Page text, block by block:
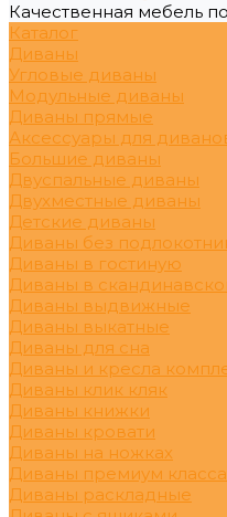
Качественная мебель
Каталог
Диваны
Угловые диваны
Модульные диваны
Диваны прямые
Аксессуары для
Большие диваны
Двуспальные диваны
Двухместные диваны
Детские диваны
Диваны без
Диваны в гостиную
Диваны в
Диваны выдвижные
Диваны выкатные
Диваны для сна
Диваны и кресла
Диваны клик кляк
Диваны книжки
Диваны кровати
Диваны на ножках
Диваны премиум класса
Диваны раскладные